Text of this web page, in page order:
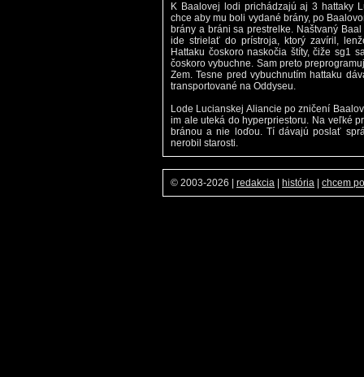
K Baalovej lodi prichádzajú aj 3 hattaky
chce aby mu boli vydané brány, po
brány a bráni sa prestrelke. Naštvaný
ide strielať do prístroja, ktorý zavíril,
Hattaku čoskoro naskočia štíty, čiže sg1
čoskoro vybuchne. Sam preto
Zem. Tesne pred vybuchnutím hattaku
transportované na Oddyseu.
Lode Lucianskej Aliancie po zničení
im ale uteká do hyperpriestoru. Na veľké
bránou a nie loďou. Tí dávajú poslať
nerobil starosti.
© 2003-2026 redakcia história chcem